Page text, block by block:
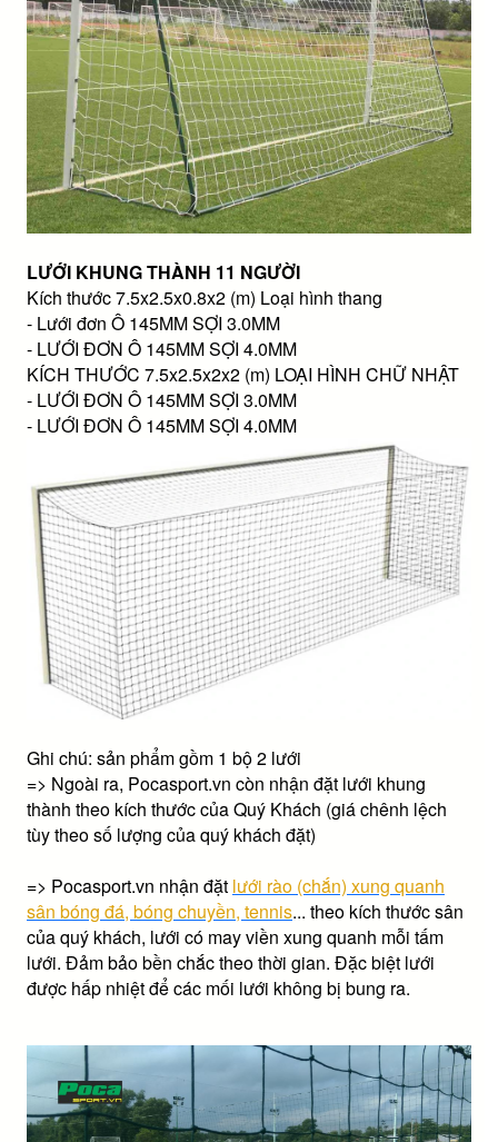
LƯỚI KHUNG THÀNH 11 NGƯỜI
Kích thước 7.5x2.5x0.8x2 (m) Loại hình thang
- Lưới đơn Ô 145MM SỢI 3.0MM
- LƯỚI ĐƠN Ô 145MM SỢI 4.0MM
KÍCH THƯỚC 7.5x2.5x2x2 (m) LOẠI HÌNH CHỮ NHẬT
- LƯỚI ĐƠN Ô 145MM SỢI 3.0MM
- LƯỚI ĐƠN Ô 145MM SỢI 4.0MM
Ghi chú: sản phẩm gồm 1 bộ 2 lưới
=> Ngoài ra, Pocasport.vn còn nhận đặt lưới khung
thành theo kích thước của Quý Khách (giá chênh lệch
tùy theo số lượng của quý khách đặt)
=> Pocasport.vn nhận đặt lưới rào (chắn) xung quanh
sân bóng đá, bóng chuyền, tennis... theo kích thước sân
của quý khách, lưới có may viền xung quanh mỗi tấm
lưới. Đảm bảo bền chắc theo thời gian. Đặc biệt lưới
được hấp nhiệt để các mối lưới không bị bung ra.